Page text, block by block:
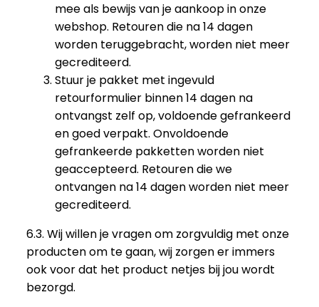
mee als bewijs van je aankoop in onze
webshop. Retouren die na 14 dagen
worden teruggebracht, worden niet meer
gecrediteerd.
Stuur je pakket met ingevuld
retourformulier binnen 14 dagen na
ontvangst zelf op, voldoende gefrankeerd
en goed verpakt. Onvoldoende
gefrankeerde pakketten worden niet
geaccepteerd. Retouren die we
ontvangen na 14 dagen worden niet meer
gecrediteerd.
6.3. Wij willen je vragen om zorgvuldig met onze
producten om te gaan, wij zorgen er immers
ook voor dat het product netjes bij jou wordt
bezorgd.